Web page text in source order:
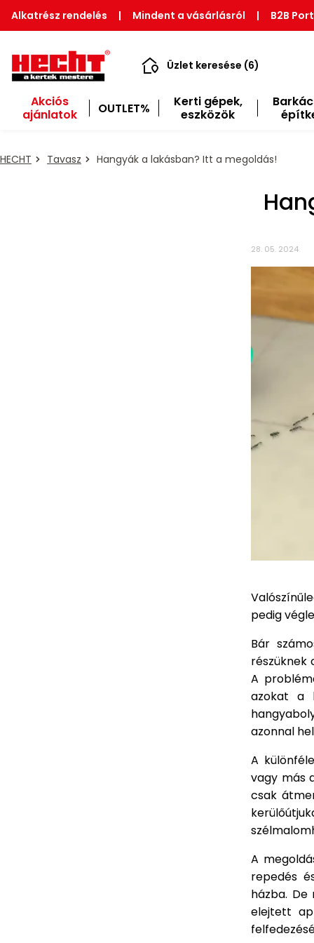
Alkatrész rendelés | Mindent a vásárlásról | B2B
Üzlet keresése (6)
Akciós
ajánlatok
OUTLET%
Kerti gépek,
eszközök
HECHT Tavasz Hangyák a lakásban? Itt a megoldás!
28. 05. 2024
pedig
Bár
részüknek
A
azokat a
azonnal
A
vagy más
csak
A
repedés
házba.
elejtett